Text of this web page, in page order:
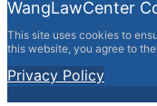
WangLawCenter
This site uses cookies to
this website, you agree to
Privacy Policy